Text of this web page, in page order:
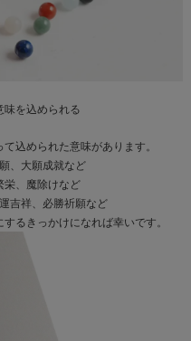
味を込められる
込められた意味があります。
、大願成就など
栄、魔除けなど
吉祥、必勝祈願など
るきっかけになれば幸いです。